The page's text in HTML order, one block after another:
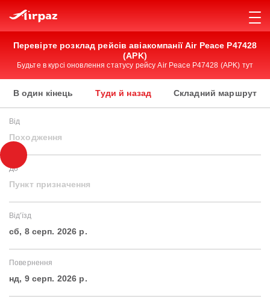
Перевірте розклад рейсів авіакомпанії Air Peace P47428
(APK)
Будьте в курсі оновлення статусу рейсу Air Peace P47428 (APK) тут
В один кінець Туди й назад Складний маршрут
Від
Походження
До
Пункт призначення
Від'їзд
сб, 8 серп. 2026 р.
Повернення
нд, 9 серп. 2026 р.